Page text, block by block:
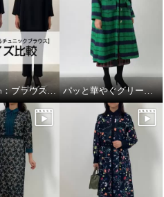
身長169㎝：ブラウスMサイズとLサイズを着比べ パッと華やぐグリーンコート